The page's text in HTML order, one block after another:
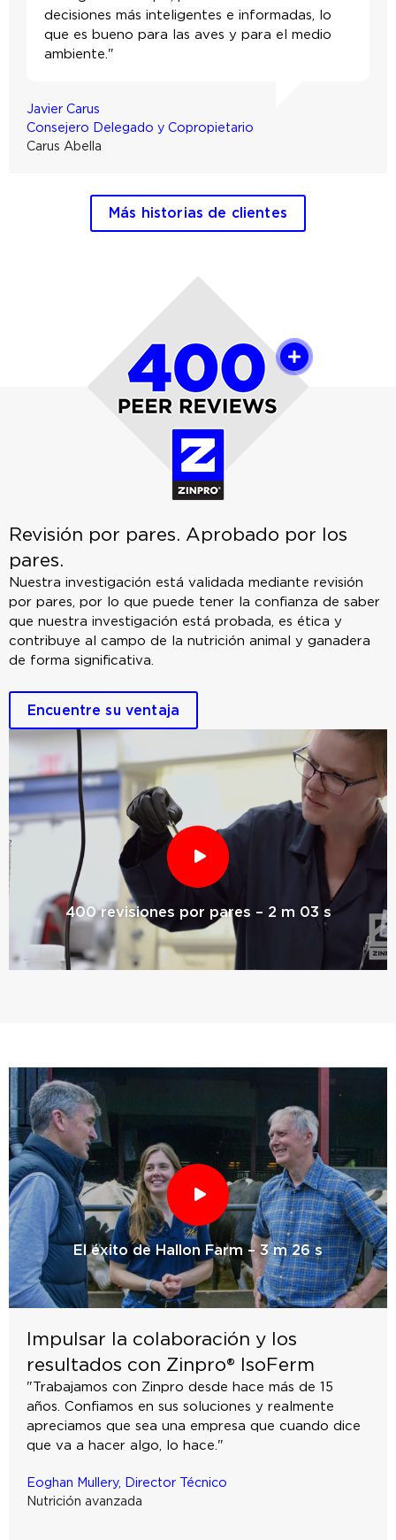
decisiones más inteligentes e informadas, lo
que es bueno para las aves y para el medio
ambiente."
Javier Carus
Consejero Delegado y Copropietario
Carus Abella
Más historias de clientes
Revisión por pares. Aprobado por los
pares.
Nuestra investigación está validada mediante revisión
por pares, por lo que puede tener la confianza de saber
que nuestra investigación está probada, es ética y
contribuye al campo de la nutrición animal y ganadera
de forma significativa.
Encuentre su ventaja
400 revisiones por pares – 2 m 03 s
El éxito de Hallon Farm – 3 m 26 s
Impulsar la colaboración y los
resultados con Zinpro® IsoFerm
"Trabajamos con Zinpro desde hace más de 15
años. Confiamos en sus soluciones y realmente
apreciamos que sea una empresa que cuando dice
que va a hacer algo, lo hace."
Eoghan Mullery, Director Técnico
Nutrición avanzada